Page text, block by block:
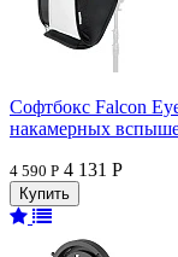
Софтбокс Falcon
накамерных
4 590 Р 4 131 Р